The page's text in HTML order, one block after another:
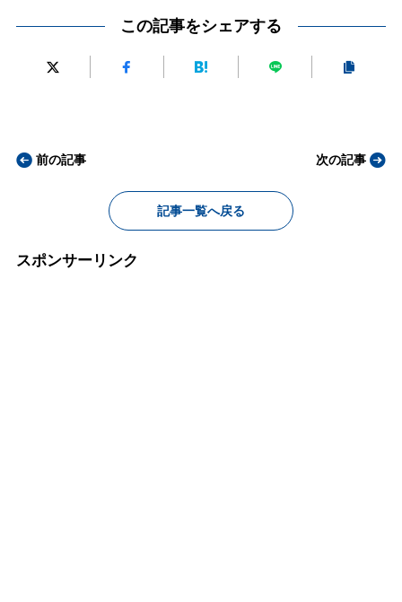
この記事をシェアする
前の記事
記事一覧へ戻る
次の記事
スポンサーリンク